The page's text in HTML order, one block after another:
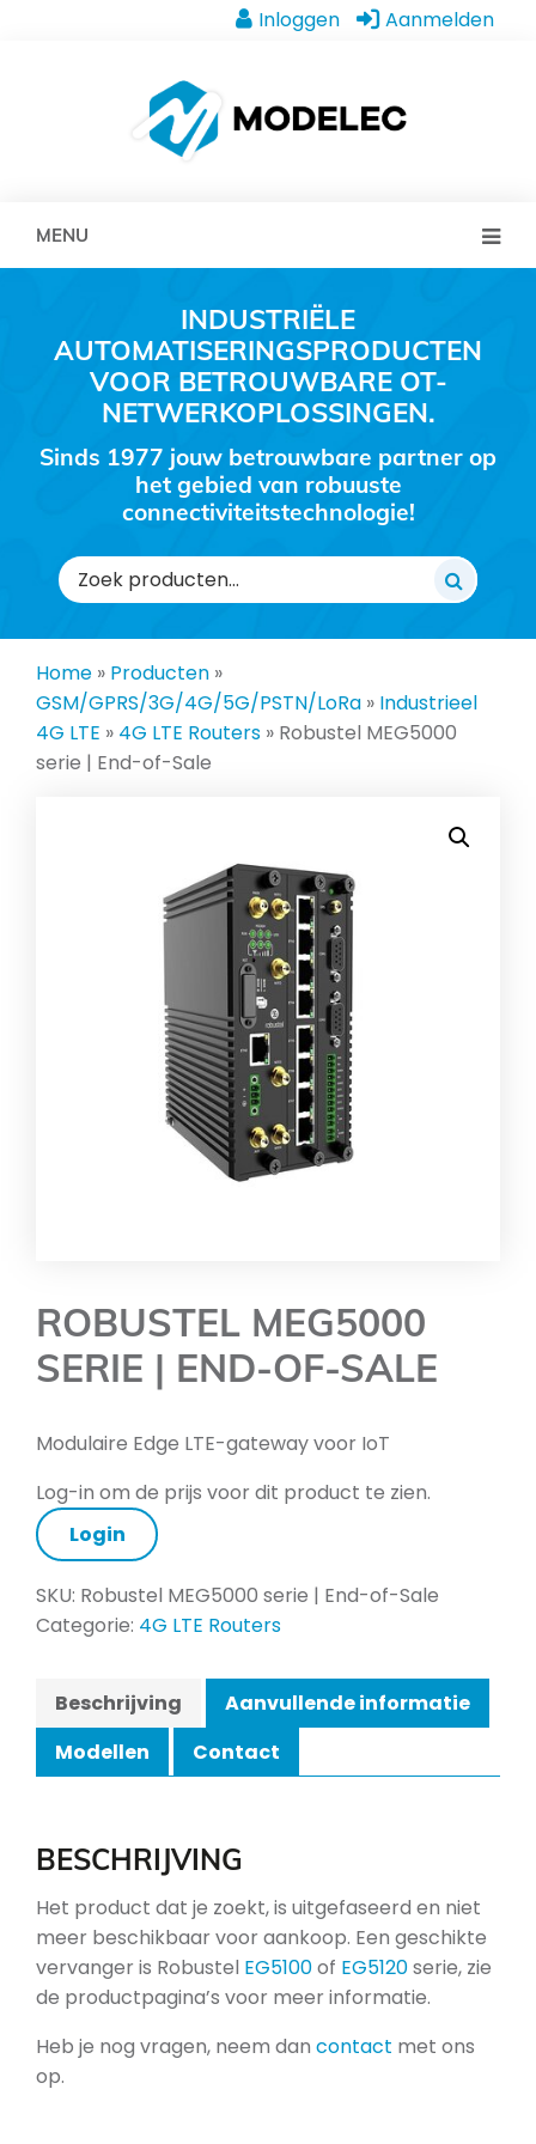
Inloggen Aanmelden
MENU
INDUSTRIËLE
AUTOMATISERINGSPRODUCTEN
VOOR BETROUWBARE OT-
NETWERKOPLOSSINGEN.
Sinds 1977 jouw betrouwbare partner op
het gebied van robuuste
connectiviteitstechnologie!
Zoeken
naar:
Home » Producten »
GSM/GPRS/3G/4G/5G/PSTN/LoRa » Industrieel
4G LTE » 4G LTE Routers » Robustel MEG5000
serie | End-of-Sale
ROBUSTEL MEG5000
SERIE | END-OF-SALE
Modulaire Edge LTE-gateway voor IoT
Log-in om de prijs voor dit product te zien.
Login
SKU: Robustel MEG5000 serie | End-of-Sale
Categorie: 4G LTE Routers
Beschrijving
Aanvullende informatie
Modellen
Contact
BESCHRIJVING
Het product dat je zoekt, is uitgefaseerd en niet
meer beschikbaar voor aankoop. Een geschikte
vervanger is Robustel EG5100of EG5120serie, zie
de productpagina’s voor meer informatie.
Heb je nog vragen, neem dan contact met ons
op.